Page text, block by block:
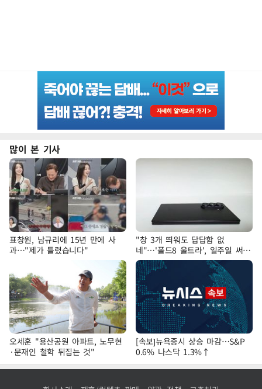
많이 본 기사
표창원, 남규리에 15년 만에 사
과…"제가 틀렸습니다"
"창 3개 띄워도 답답함 없
네"…'폴드8 울트라', 일주일 써보
니
오세훈 "용산공원 아파트, 노무현
·문재인 철학 뒤집는 것"
[속보]뉴욕증시 상승 마감…S&P
0.6% 나스닥 1.3%↑